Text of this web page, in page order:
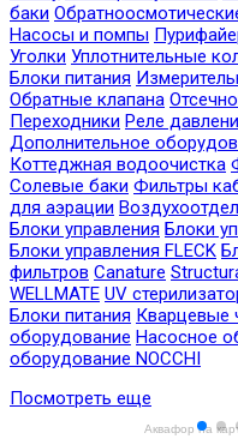
Аквафор на
баки
Насосы и помпы
Уголки Уплотнительные
Блоки питания
Обратные клапана
Переходники Реле
Дополнительное
Коттеджная водоочистка
Солевые баки Фильтры
для аэрации
Блоки управления Блоки
Блоки управления FLECK
фильтров Canature
WELLMATE UV
Блоки питания Кварцевые
оборудование Насосное
оборудование NOCCHI
Посмотреть еще